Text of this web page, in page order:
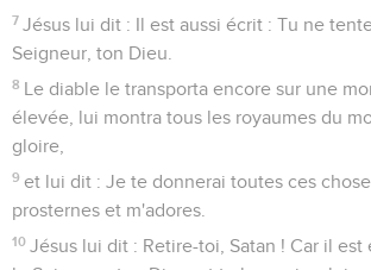
7 Jésus lui dit : Il est aussi écrit : Tu ne
Seigneur, ton Dieu.
8 Le diable le transporta encore sur une
élevée, lui montra tous les royaumes du
gloire,
9 et lui dit : Je te donnerai toutes ces
prosternes et m'adores.
10 Jésus lui dit : Retire-toi, Satan ! Car il est